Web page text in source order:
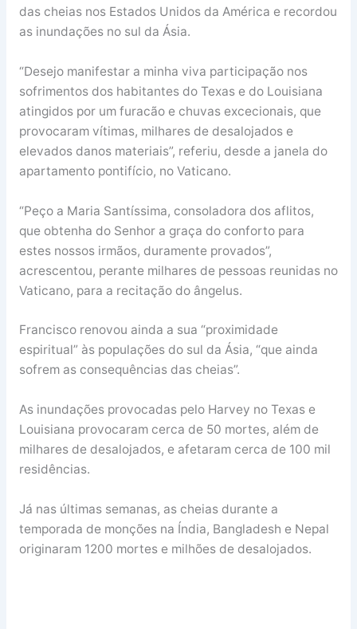
das cheias nos Estados Unidos da América e recordou
as inundações no sul da Ásia.
“Desejo manifestar a minha viva participação nos
sofrimentos dos habitantes do Texas e do Louisiana
atingidos por um furacão e chuvas excecionais, que
provocaram vítimas, milhares de desalojados e
elevados danos materiais”, referiu, desde a janela do
apartamento pontifício, no Vaticano.
“Peço a Maria Santíssima, consoladora dos aflitos,
que obtenha do Senhor a graça do conforto para
estes nossos irmãos, duramente provados”,
acrescentou, perante milhares de pessoas reunidas no
Vaticano, para a recitação do ângelus.
Francisco renovou ainda a sua “proximidade
espiritual” às populações do sul da Ásia, “que ainda
sofrem as consequências das cheias”.
As inundações provocadas pelo Harvey no Texas e
Louisiana provocaram cerca de 50 mortes, além de
milhares de desalojados, e afetaram cerca de 100 mil
residências.
Já nas últimas semanas, as cheias durante a
temporada de monções na Índia, Bangladesh e Nepal
originaram 1200 mortes e milhões de desalojados.